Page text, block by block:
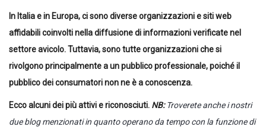
In Italia e in Europa, ci sono diverse organizzazioni e siti web
affidabili coinvolti nella diffusione di informazioni verificate nel
settore avicolo. Tuttavia, sono tutte organizzazioni che si
rivolgono principalmente a un pubblico professionale, poiché il
pubblico dei consumatori non ne è a conoscenza.
Ecco alcuni dei più attivi e riconosciuti. NB:Troverete anche i nostri
due blog menzionati in quanto operano da tempo con la funzione di